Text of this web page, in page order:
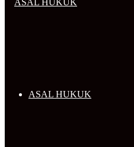
ASAL HUKUK